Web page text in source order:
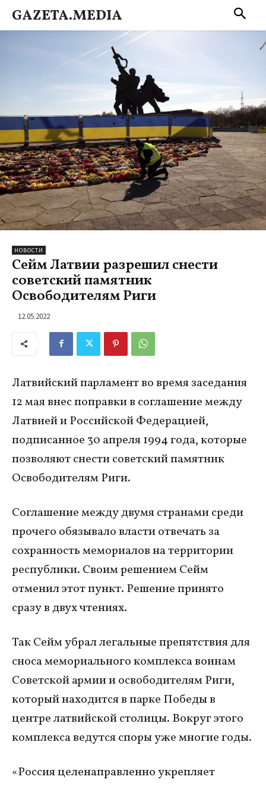
GAZETA.MEDIA
НОВОСТИ
Сейм Латвии разрешил снести
советский памятник
Освободителям Риги
12.05.2022
Латвийский парламент во время заседания
12 мая внес поправки в соглашение между
Латвией и Российской Федерацией,
подписанное 30 апреля 1994 года, которые
позволяют снести советский памятник
Освободителям Риги.
Соглашение между двумя странами среди
прочего обязывало власти отвечать за
сохранность мемориалов на территории
республики. Своим решением Сейм
отменил этот пункт. Решение принято
сразу в двух чтениях.
Так Сейм убрал легальные препятствия для
сноса мемориального комплекса воинам
Советской армии и освободителям Риги,
который находится в парке Победы в
центре латвийской столицы. Вокруг этого
комплекса ведутся споры уже многие годы.
«Россия целенаправленно укрепляет